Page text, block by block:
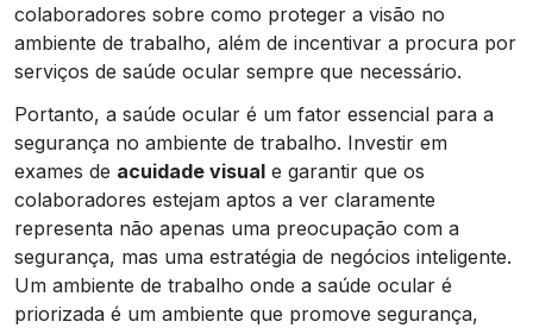
colaboradores sobre como proteger a visão no
ambiente de trabalho, além de incentivar a procura por
serviços de saúde ocular sempre que necessário.
Portanto, a saúde ocular é um fator essencial para a
segurança no ambiente de trabalho. Investir em
exames de acuidade visual e garantir que os
colaboradores estejam aptos a ver claramente
representa não apenas uma preocupação com a
segurança, mas uma estratégia de negócios inteligente.
Um ambiente de trabalho onde a saúde ocular é
priorizada é um ambiente que promove segurança,